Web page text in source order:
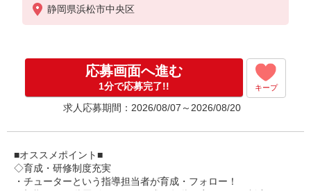
★土日祝日は時給100円アップ！
静岡県浜松市中央区
応募画面へ進む
1分で応募完了!! キープ
求人応募期間：2026/08/07～2026/08/20
■オススメポイント■
◇育成・研修制度充実
・チューターという指導担当者が育成・フォロー！